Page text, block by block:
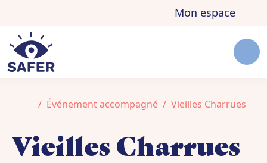
Mon espace
Accueil
Événement accompagné Vieilles Charrues
Vieilles Charrues